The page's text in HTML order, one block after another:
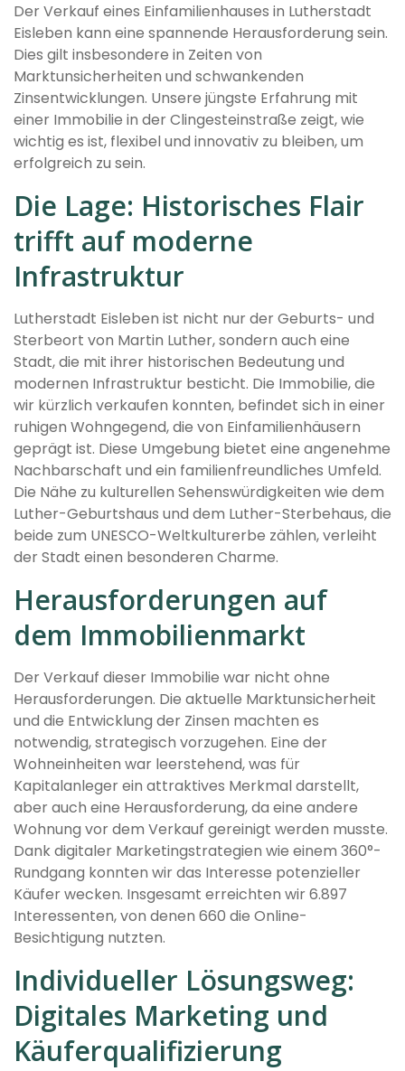
Der Verkauf eines Einfamilienhauses in Lutherstadt
Eisleben kann eine spannende Herausforderung sein.
Dies gilt insbesondere in Zeiten von
Marktunsicherheiten und schwankenden
Zinsentwicklungen. Unsere jüngste Erfahrung mit
einer Immobilie in der Clingesteinstraße zeigt, wie
wichtig es ist, flexibel und innovativ zu bleiben, um
erfolgreich zu sein.
Die Lage: Historisches Flair
trifft auf moderne
Infrastruktur
Lutherstadt Eisleben ist nicht nur der Geburts- und
Sterbeort von Martin Luther, sondern auch eine
Stadt, die mit ihrer historischen Bedeutung und
modernen Infrastruktur besticht. Die Immobilie, die
wir kürzlich verkaufen konnten, befindet sich in einer
ruhigen Wohngegend, die von Einfamilienhäusern
geprägt ist. Diese Umgebung bietet eine angenehme
Nachbarschaft und ein familienfreundliches Umfeld.
Die Nähe zu kulturellen Sehenswürdigkeiten wie dem
Luther-Geburtshaus und dem Luther-Sterbehaus, die
beide zum UNESCO-Weltkulturerbe zählen, verleiht
der Stadt einen besonderen Charme.
Herausforderungen auf
dem Immobilienmarkt
Der Verkauf dieser Immobilie war nicht ohne
Herausforderungen. Die aktuelle Marktunsicherheit
und die Entwicklung der Zinsen machten es
notwendig, strategisch vorzugehen. Eine der
Wohneinheiten war leerstehend, was für
Kapitalanleger ein attraktives Merkmal darstellt,
aber auch eine Herausforderung, da eine andere
Wohnung vor dem Verkauf gereinigt werden musste.
Dank digitaler Marketingstrategien wie einem 360°-
Rundgang konnten wir das Interesse potenzieller
Käufer wecken. Insgesamt erreichten wir 6.897
Interessenten, von denen 660 die Online-
Besichtigung nutzten.
Individueller Lösungsweg:
Digitales Marketing und
Käuferqualifizierung